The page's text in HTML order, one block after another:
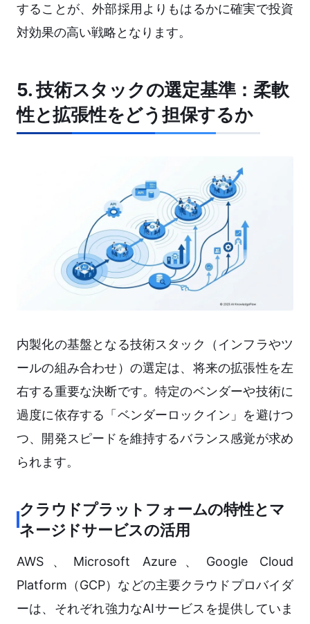
することが、外部採用よりもはるかに確実で投資
対効果の高い戦略となります。
5. 技術スタックの選定基準：柔軟
性と拡張性をどう担保するか
内製化の基盤となる技術スタック（インフラやツ
ールの組み合わせ）の選定は、将来の拡張性を左
右する重要な決断です。特定のベンダーや技術に
過度に依存する「ベンダーロックイン」を避けつ
つ、開発スピードを維持するバランス感覚が求め
られます。
クラウドプラットフォームの特性とマ
ネージドサービスの活用
AWS、Microsoft Azure、Google Cloud
Platform（GCP）などの主要クラウドプロバイダ
ーは、それぞれ強力なAIサービスを提供していま